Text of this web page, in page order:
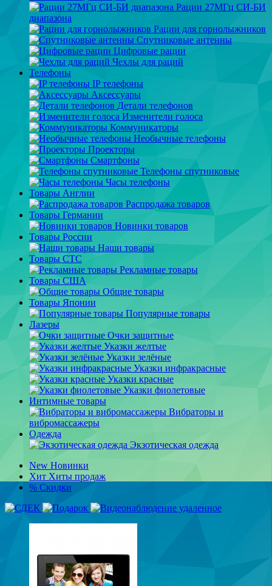
Рации 27МГц СИ-БИ
диапазона
Рации для горнолыжников
Спутниковые антенны
Цифровые рации
Чехлы для раций
Телефоны
IP телефоны
Аксессуары
Детали телефонов
Изменители голоса
Коммуникаторы
Необычные телефоны
Проекторы
Смартфоны
Телефоны спутниковые
Часы телефоны
Товары Англии
Распродажа товаров
Товары Германии
Новинки товаров
Товары России
Наши товары
Товары СТС
Рекламные товары
Товары США
Общие товары
Товары Японии
Популярные товары
Лазеры
Очки защитные
Указки желтые
Указки зелёные
Указки инфракрасные
Указки красные
Указки фиолетовые
Интимные товары
Вибраторы и
вибромассажеры
Одежда
Экзотическая одежда
New Новинки
Хит Хиты продаж
% Скидки